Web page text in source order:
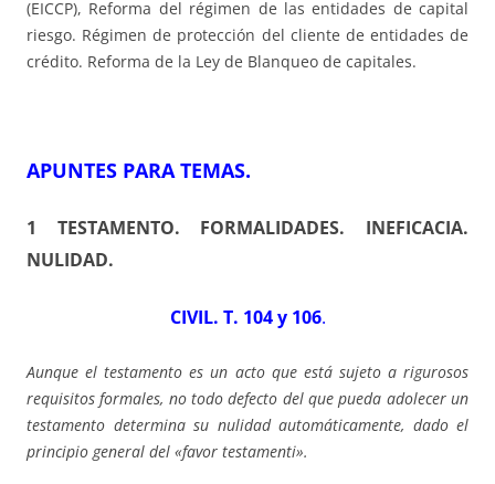
(EICCP), Reforma del régimen de las entidades de capital
riesgo. Régimen de protección del cliente de entidades de
crédito. Reforma de la Ley de Blanqueo de capitales.
APUNTES PARA TEMAS.
1 TESTAMENTO. FORMALIDADES. INEFICACIA.
NULIDAD.
CIVIL. T. 104 y 106.
Aunque el testamento es un acto que está sujeto a rigurosos
requisitos formales, no todo defecto del que pueda adolecer un
testamento determina su nulidad automáticamente, dado el
principio general del «favor testamenti».